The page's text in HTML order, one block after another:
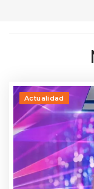
Actualidad